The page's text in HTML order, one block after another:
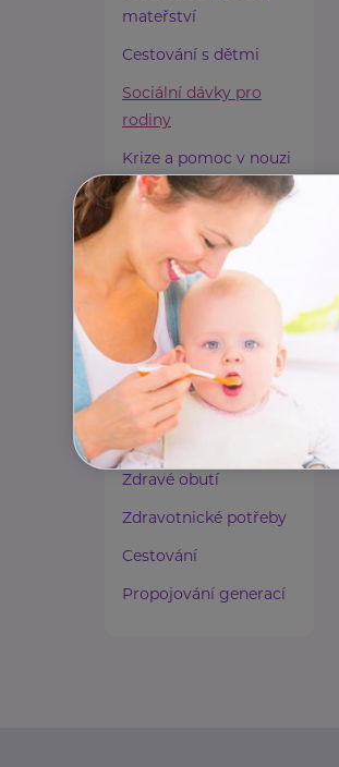
mateřství
Cestování s dětmi
Sociální dávky pro
rodiny
Krize a pomoc v nouzi
Paliativní péče
Rady a tipy
Harmonie duše a těla
Zaměstnávání osob ze
zdravotním
postižením
Lázeňství a wellness
Zdravé spaní a sezení
Zdravé obutí
Zdravotnické potřeby
Cestování
Propojování generací